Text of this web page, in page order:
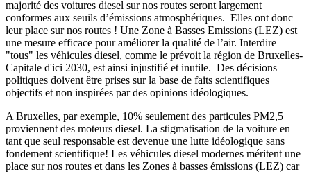
majorité des voitures diesel sur nos routes seront largement
conformes aux seuils d’émissions atmosphériques. Elles ont donc
leur place sur nos routes ! Une Zone à Basses Emissions (LEZ) est
une mesure efficace pour améliorer la qualité de l’air. Interdire
"tous" les véhicules diesel, comme le prévoit la région de Bruxelles-
Capitale d'ici 2030, est ainsi injustifié et inutile. Des décisions
politiques doivent être prises sur la base de faits scientifiques
objectifs et non inspirées par des opinions idéologiques.
A Bruxelles, par exemple, 10% seulement des particules PM2,5
proviennent des moteurs diesel. La stigmatisation de la voiture en
tant que seul responsable est devenue une lutte idéologique sans
fondement scientifique! Les véhicules diesel modernes méritent une
place sur nos routes et dans les Zones à basses émissions (LEZ) car